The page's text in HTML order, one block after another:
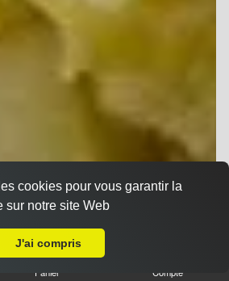
Panier Compte
cookies pour vous garantir la
sur notre site Web
J'ai compris